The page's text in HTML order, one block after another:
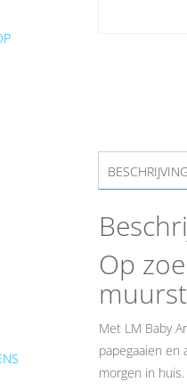
BESCHRIJVING
Op
Met LM Baby
papegaaien en
morgen in huis.